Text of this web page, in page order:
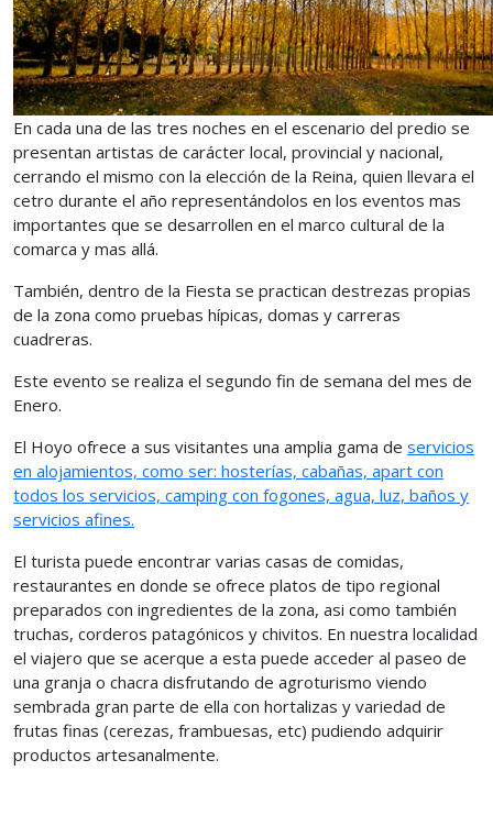
En cada una de las tres noches en el escenario del predio se
presentan artistas de carácter local, provincial y nacional,
cerrando el mismo con la elección de la Reina, quien llevara el
cetro durante el año representándolos en los eventos mas
importantes que se desarrollen en el marco cultural de la
comarca y mas allá.
También, dentro de la Fiesta se practican destrezas propias
de la zona como pruebas hípicas, domas y carreras
cuadreras.
Este evento se realiza el segundo fin de semana del mes de
Enero.
El Hoyo ofrece a sus visitantes una amplia gama de servicios
en alojamientos, como ser: hosterías, cabañas, apart con
todos los servicios, camping con fogones, agua, luz, baños y
servicios afines.
El turista puede encontrar varias casas de comidas,
restaurantes en donde se ofrece platos de tipo regional
preparados con ingredientes de la zona, asi como también
truchas, corderos patagónicos y chivitos. En nuestra localidad
el viajero que se acerque a esta puede acceder al paseo de
una granja o chacra disfrutando de agroturismo viendo
sembrada gran parte de ella con hortalizas y variedad de
frutas finas (cerezas, frambuesas, etc) pudiendo adquirir
productos artesanalmente.